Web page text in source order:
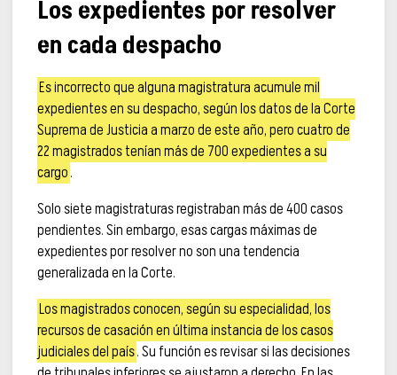
Los expedientes por resolver
en cada despacho
Es incorrecto que alguna magistratura acumule mil
expedientes en su despacho, según los datos de la Corte
Suprema de Justicia a marzo de este año, pero cuatro de
22 magistrados tenían más de 700 expedientes a su
cargo.
Solo siete magistraturas registraban más de 400 casos
pendientes. Sin embargo, esas cargas máximas de
expedientes por resolver no son una tendencia
generalizada en la Corte.
Los magistrados conocen, según su especialidad, los
recursos de casación en última instancia de los casos
judiciales del país. Su función es revisar si las decisiones